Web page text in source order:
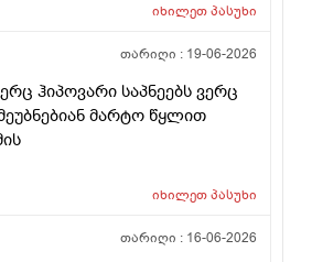
იხილეთპასუხი
თარიღი : 19-06-2026
ჰიპოვარი საპნეებს ვერც
მარტო წყლით
იხილეთპასუხი
თარიღი : 16-06-2026